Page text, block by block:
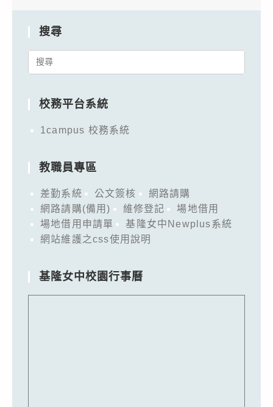
搜尋
Search
校務平台系統
1campus 校務系統
教職員專區
差勤系統 公文簽核
網路請購
網路請購(備用)
維修登記
場地借用
場地借用申請單
基隆女中Newplus系統
網站維護之css使用說明
基隆女中校園行事曆